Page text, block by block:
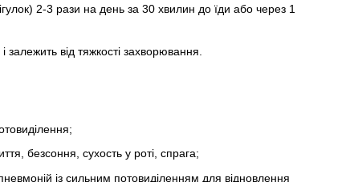
2-3 рази на день за 30 хвилин до їди або через 1
залежить від тяжкості захворювання.
безсоння, сухость у роті, спрага;
із сильним потовиділенням для відновлення